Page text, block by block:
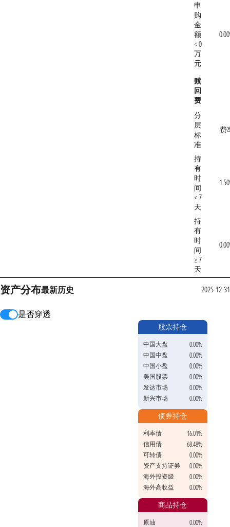
申
购
金
额
< 0
万
元
赎
回
费
分
层
标
准
费
持
有
时
间
< 7
天
持
有
时
间
≥ 7
天
资产分布最新历史 2025-12-31
是否穿透
股票持仓
中国大盘
0.00%
中国中盘
0.00%
中国小盘
0.00%
美国股票
0.00%
发达市场
0.00%
新兴市场
0.00%
债券持仓
利率债
16.01%
信用债
68.48%
可转债
0.00%
资产支持证券
0.00%
海外投资级
0.00%
海外高收益
0.00%
商品持仓
原油
0.00%